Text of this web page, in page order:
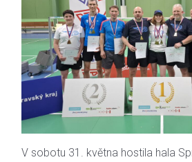
V sobotu 31. května hostila hala